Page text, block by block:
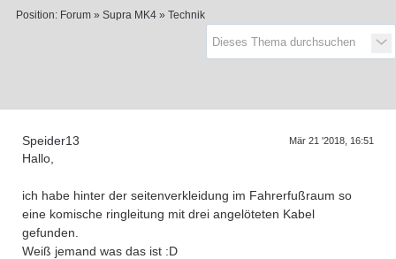
D
a
s
T
r
e
f
f
e
n
d
e
r
G
e
n
e
r
a
t
i
o
n
e
Position: Forum » Supra MK4 » Technik
Speider13 Mär 21 '2018, 16:51
Hallo,
ich habe hinter der seitenverkleidung im Fahrerfußraum so
eine komische ringleitung mit drei angelöteten Kabel
gefunden.
Weiß jemand was das ist :D